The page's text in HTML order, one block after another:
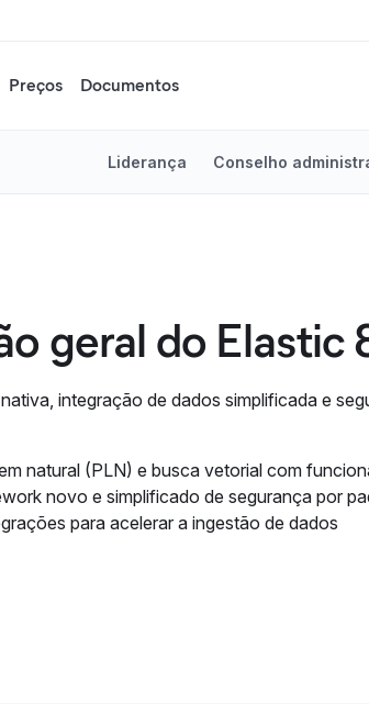
Preços Documentos
Liderança Conselho
geral do Elastic
integração de dados simplificada e
natural (PLN) e busca vetorial com
novo e simplificado de segurança por
para acelerar a ingestão de dados